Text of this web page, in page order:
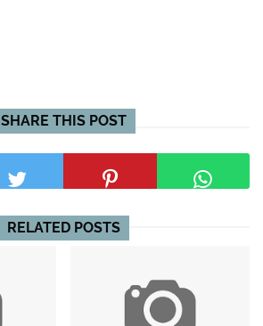
SHARE THIS POST
RELATED POSTS